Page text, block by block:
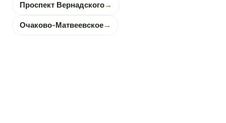
Проспект Вернадского→
Очаково-Матвеевское→